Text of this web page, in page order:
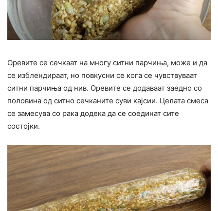
Оревите се сечкаат на многу ситни парчиња, може и да
се изблендираат, но повкусни се кога се чувствуваат
ситни парчиња од нив. Оревите се додаваат заедно со
половина од ситно сечканите суви кајсии. Целата смеса
се замесува со рака додека да се соединат сите
состојки.